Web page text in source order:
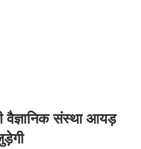
वैज्ञानिक संस्था आयड़